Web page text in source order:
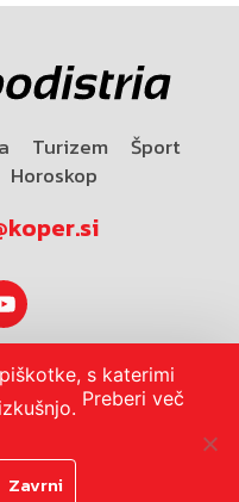
Turizem
Šport
Horoskop
s katerimi
Preberi več
Zavrni